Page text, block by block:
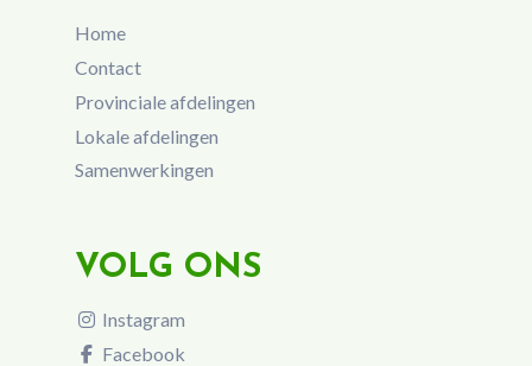
Home
Contact
Provinciale afdelingen
Lokale afdelingen
Samenwerkingen
VOLG ONS
Instagram
Facebook